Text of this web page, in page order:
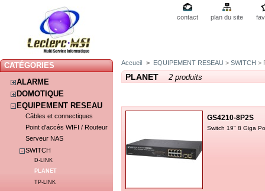
contact plan du site
CATÉGORIES
ALARME
DOMOTIQUE
EQUIPEMENT RESEAU
Câbles et connectiques
Point d'accès WIFI / Routeur
Serveur NAS
SWITCH
D-LINK
PLANET
TP-LINK
Accueil > EQUIPEMENT RESEAU >SWITCH >
PLANET 2 produits
GS4210-8P2S
Switch 19" 8 Giga